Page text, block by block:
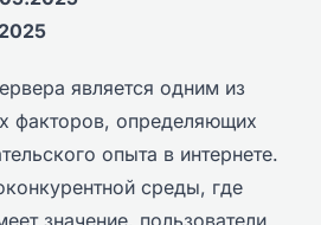
является одним из
факторов, определяющих
опыта в интернете.
среды, где
значение, пользователи